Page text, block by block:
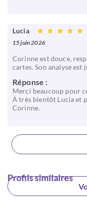
Lucia
15 juin 2026
Corinne est douce,
cartes. Son analyse est
Réponse :
Merci beaucoup pour
À très bientôt Lucia et
Corinne.
Profils similaires